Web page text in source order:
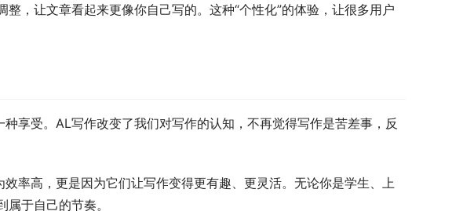
，让文章看起来更像你自己写的。这种“个性化”的体验，让很多用户
享受。AL写作改变了我们对写作的认知，不再觉得写作是苦差事，反
率高，更是因为它们让写作变得更有趣、更灵活。无论你是学生、上
于自己的节奏。